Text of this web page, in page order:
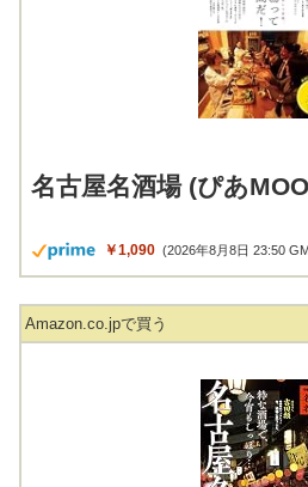
名古屋名酒場 (ぴあ
￥1,090 (2026年8月8日 23:50
Amazon.co.jpで買う